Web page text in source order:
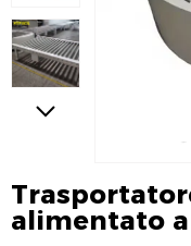
alimentato